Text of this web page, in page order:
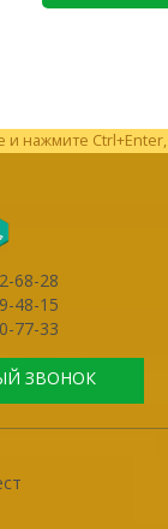
нажмите
68-28
48-15
77-33
ЗВОНОК